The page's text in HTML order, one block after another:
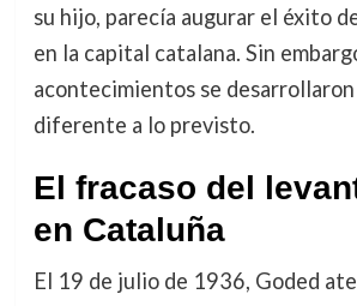
su hijo, parecía augurar el éxito
en la capital catalana. Sin
acontecimientos se desarrollaron
diferente a lo previsto.
El fracaso del
en Cataluña
El 19 de julio de 1936, Goded